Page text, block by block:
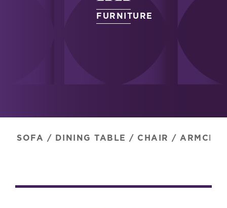
FURNITURE
SOFA / DINING TABLE / CHAIR /